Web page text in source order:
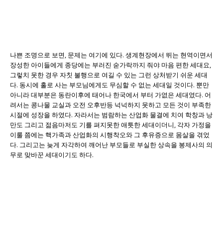
나쁜 조명으로 보면, 문제는 여기에 있다. 생계현장에서 뛰는 현역이면서
장성한 아이들에게 종당에는 부러진 숟가락까지 줘야 마음 편한 세대요,
그렇치 못한 경우 자칫 불행으로 여길 수 있는 그런 상처받기 쉬운 세대
다. 동시에 홀로 사는 부모님에게도 무심할 수 없는 세대일 것이다. 뿐만
아니라 대부분은 동란이후에 태어나 한국에서 부터 가엾은 세대였다. 어
려서는 콩나물 교실과 오전 오후반등 넉넉하지 못하고 모든 것이 부족한
시절에 성장을 하였다. 자라서는 범람하는 산업화 물결에 치여 학창과 낭
만도 그리고 젊음마저도 기를 펴지못한 애틋한 세대이더니, 각자 가정을
이룰 쯤에는 핵가족과 산업화의 시행착오와 그 후유증으로 몸살을 겪었
다. 그리고는 늦게 자각하여 깨어난 부모들로 부실한 상속을 봉제사의 의
무로 맞바꾼 세대이기도 하다.